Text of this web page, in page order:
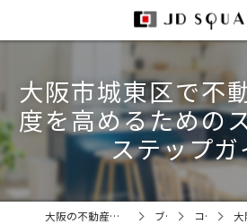
大阪市城東区で不
度を高めるための
ステップ
大阪の不動産売却なら株式会社JDスクエア ブログ コラム 大阪